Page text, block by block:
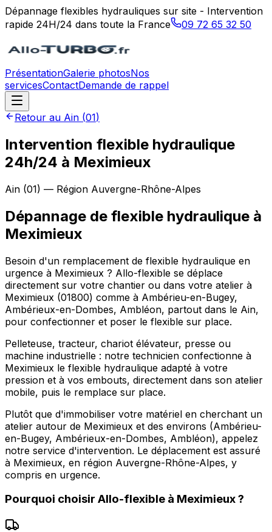
Dépannage flexibles hydrauliques sur site - Intervention
rapide 24H/24 dans toute la France
09 72 65 32 50
PrésentationGalerie photosNos
servicesContactDemande de rappel
Retour au Ain (01)
Intervention flexible hydraulique
24h/24 à Meximieux
Ain (01) — Région Auvergne-Rhône-Alpes
Dépannage de flexible hydraulique à
Meximieux
Besoin d'un remplacement de flexible hydraulique en
urgence à Meximieux ? Allo-flexible se déplace
directement sur votre chantier ou dans votre atelier à
Meximieux (01800) comme à Ambérieu-en-Bugey,
Ambérieux-en-Dombes, Ambléon, partout dans le Ain,
pour confectionner et poser le flexible sur place.
Pelleteuse, tracteur, chariot élévateur, presse ou
machine industrielle : notre technicien confectionne à
Meximieux le flexible hydraulique adapté à votre
pression et à vos embouts, directement dans son atelier
mobile, puis le remplace sur place.
Plutôt que d'immobiliser votre matériel en cherchant un
atelier autour de Meximieux et des environs (Ambérieu-
en-Bugey, Ambérieux-en-Dombes, Ambléon), appelez
notre service d'intervention. Le déplacement est assuré
à Meximieux, en région Auvergne-Rhône-Alpes, y
compris en urgence.
Pourquoi choisir Allo-flexible à Meximieux?